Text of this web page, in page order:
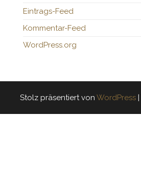
Eintrags-Feed
Kommentar-Feed
WordPress.org
Stolz präsentiert von WordPress |